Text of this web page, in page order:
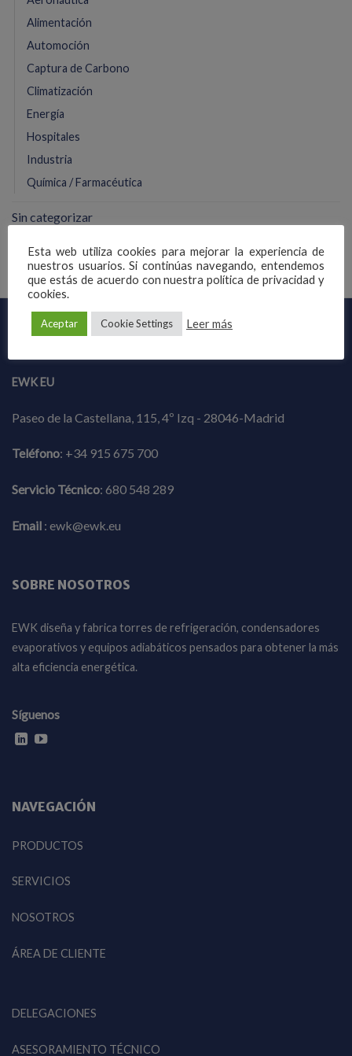
Alimentación
Automoción
Captura de Carbono
Climatización
Energía
Hospitales
Industria
Química / Farmacéutica
Sin categorizar
NAVEGACIÓN
PRODUCTOS
SERVICIOS
NOSOTROS
ÁREA DE CLIENTE
DELEGACIONES
ASESORAMIENTO TÉCNICO
CONTACTO
EWK EU
Paseo de la Castellana, 115, 4º Izq - 28046-Madrid
Teléfono: +34 915 675 700
Servicio Técnico: 680 548 289
Email : ewk@ewk.eu
SOBRE NOSOTROS
EWK diseña y fabrica torres de refrigeración, condensadores
evaporativos y equipos adiabáticos pensados para obtener la más
alta eficiencia energética.
Síguenos
Esta web utiliza cookies para mejorar la experiencia de
nuestros usuarios. Si continúas navegando, entendemos
que estás de acuerdo con nuestra política de privacidad y
cookies.
Aceptar Cookie Settings Leer más